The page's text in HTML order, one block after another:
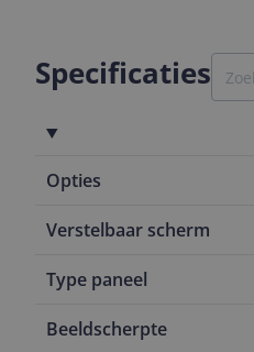
Specificaties
Opties
Verstelbaar scherm
Type paneel
Beeldscherpte